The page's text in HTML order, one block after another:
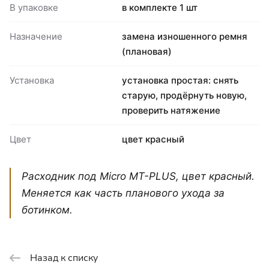
В упаковке в комплекте 1 шт
Назначение
замена изношенного ремня
(плановая)
Установка
установка простая: снять
старую, продёрнуть новую,
проверить натяжение
Цвет цвет красный
Расходник под Micro MT-PLUS, цвет красный.
Меняется как часть планового ухода за
ботинком.
Назад к списку